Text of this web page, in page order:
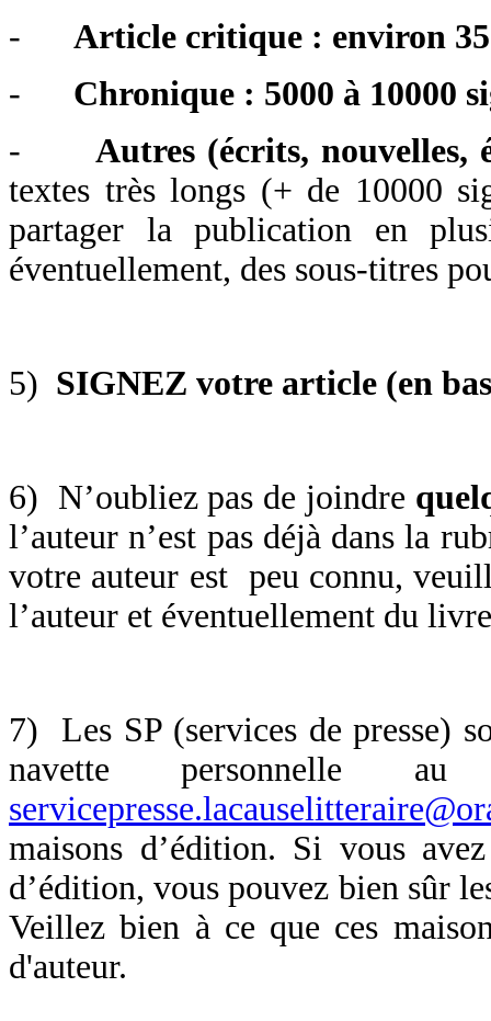
- Article critique : environ
- Chronique : 5000 à 10000
- Autres (écrits, nouvelles,
textes très longs (+ de 10000
partager la publication en
éventuellement, des sous-titres
5) SIGNEZ votre article (en
6) N’oubliez pas de joindre
l’auteur n’est pas déjà dans la
votre auteur est peu connu,
l’auteur et éventuellement du
7) Les SP (services de presse)
navette personnelle
maisons d’édition. Si vous
d’édition, vous pouvez bien sûr
Veillez bien à ce que ces
d'auteur.